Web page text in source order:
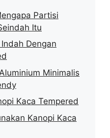
Partisi
Itu
Dengan
Minimalis
Kaca Tempered
Kanopi Kaca